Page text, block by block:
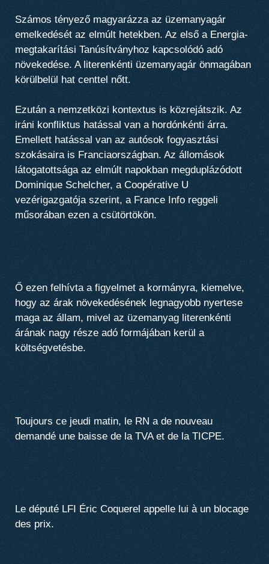
Számos tényező magyarázza az üzemanyagár
emelkedését az elmúlt hetekben. Az első a Energia-
megtakarítási Tanúsítványhoz kapcsolódó adó
növekedése. A literenkénti üzemanyagár önmagában
körülbelül hat centtel nőtt.
Ezután a nemzetközi kontextus is közrejátszik. Az
iráni konfliktus hatással van a hordónkénti árra.
Emellett hatással van az autósok fogyasztási
szokásaira is Franciaországban. Az állomások
látogatottsága az elmúlt napokban megduplázódott
Dominique Schelcher, a Coopérative U
vezérigazgatója szerint, a France Info reggeli
műsorában ezen a csütörtökön.
Ő ezen felhívta a figyelmet a kormányra, kiemelve,
hogy az árak növekedésének legnagyobb nyertese
maga az állam, mivel az üzemanyag literenkénti
árának nagy része adó formájában kerül a
költségvetésbe.
Toujours ce jeudi matin, le RN a de nouveau
demandé une baisse de la TVA et de la TICPE.
Le député LFI Éric Coquerel appelle lui à un blocage
des prix.